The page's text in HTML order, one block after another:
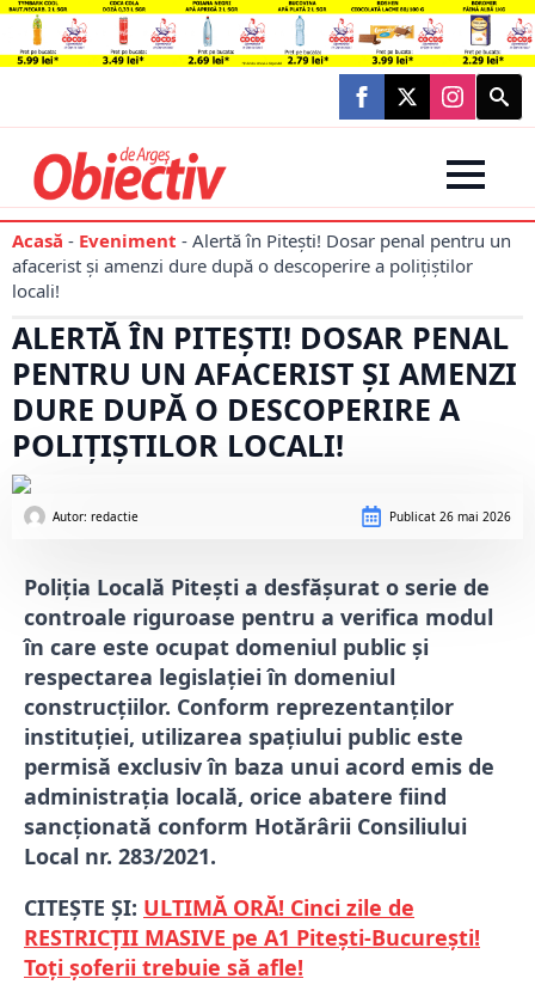
Search
for:
Acasă - Eveniment - Alertă în Pitești! Dosar penal pentru un
afacerist și amenzi dure după o descoperire a polițiștilor
locali!
ALERTĂ ÎN PITEȘTI! DOSAR PENAL
PENTRU UN AFACERIST ȘI AMENZI
DURE DUPĂ O DESCOPERIRE A
POLIȚIȘTILOR LOCALI!
Autor: redactie Publicat 26 mai 2026
Poliția Locală Pitești a desfășurat o serie de
controale riguroase pentru a verifica modul
în care este ocupat domeniul public și
respectarea legislației în domeniul
construcțiilor. Conform reprezentanților
instituției, utilizarea spațiului public este
permisă exclusiv în baza unui acord emis de
administrația locală, orice abatere fiind
sancționată conform Hotărârii Consiliului
Local nr. 283/2021.
CITEȘTE ȘI: ULTIMĂ ORĂ! Cinci zile de
RESTRICȚII MASIVE pe A1 Pitești-București!
Toți șoferii trebuie să afle!